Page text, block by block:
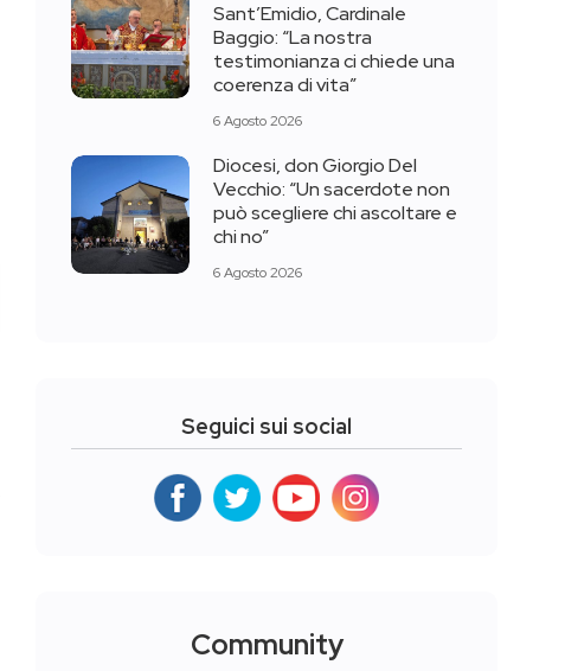
Sant’Emidio, Cardinale
Baggio: “La nostra
testimonianza ci chiede una
coerenza di vita”
6 Agosto 2026
Diocesi, don Giorgio Del
Vecchio: “Un sacerdote non
può scegliere chi ascoltare e
chi no”
6 Agosto 2026
Seguici sui social
Community